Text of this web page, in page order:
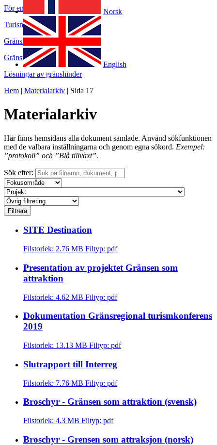
Norsk
English
För en hållbar framtid
Turism
Gränsregionalt samarbete
Gränsmöjligheter
Lösningar av gränshinder
Hem | Materialarkiv | Sida 17
Materialarkiv
Här finns hemsidans alla dokument samlade. Använd sökfunktionen
med de valbara inställningarna och genom egna sökord. Exempel:
”protokoll” och ”Blå tillväxt”.
Sök efter:
SITE Destination
Filstorlek: 2.76 MB Filtyp: pdf
Presentation av projektet Gränsen som
attraktion
Filstorlek: 4.62 MB Filtyp: pdf
Dokumentation Gränsregional turismkonferens
2019
Filstorlek: 13.13 MB Filtyp: pdf
Slutrapport till Interreg
Filstorlek: 7.76 MB Filtyp: pdf
Broschyr - Gränsen som attraktion (svensk)
Filstorlek: 4.3 MB Filtyp: pdf
Broschyr - Grensen som attraksjon (norsk)